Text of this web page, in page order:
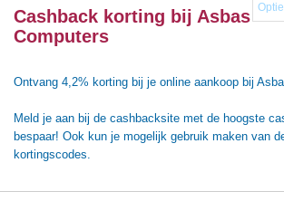
Cashback korting bij Asbas
Computers
Ontvang 4,2% korting bij je online aankoop bij
Meld je aan bij de cashbacksite met de hoogste
bespaar! Ook kun je mogelijk gebruik maken van
kortingscodes.